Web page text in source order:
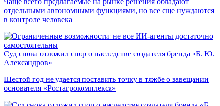
Чаще всего предлагаемые на рынке решения обладают
отдельными автономными функциями, но все еще нуждаются
в контроле человека
Суд снова отложил спор о наследстве создателя бренда «Б. Ю.
Александров»
Шестой год не удается поставить точку в тяжбе о завещании
основателя «Ростагрокомплекса»